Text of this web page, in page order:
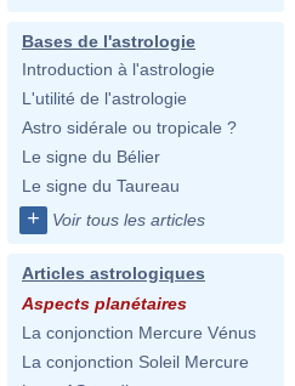
Bases de l'astrologie
Introduction à l'astrologie
L'utilité de l'astrologie
Astro sidérale ou tropicale ?
Le signe du Bélier
Le signe du Taureau
+ Voir tous les articles
Articles astrologiques
Aspects planétaires
La conjonction Mercure Vénus
La conjonction Soleil Mercure